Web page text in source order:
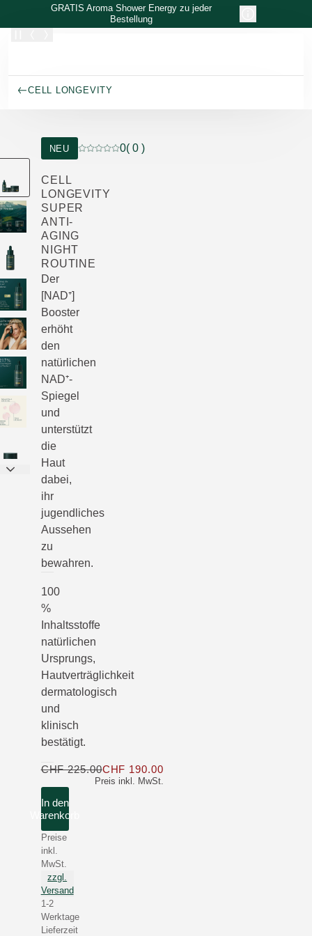
Zum Hauptinhalt wechseln
GRATIS Aroma Shower Energy zu jeder
Bestellung
CELL LONGEVITY
NEU
Aktuelle Bewertung: 0 von 5 Sternen bewertet
0( 0 )
CELL
LONGEVITY
SUPER
ANTI-
AGING
NIGHT
ROUTINE
Der
[NAD⁺]
Booster
erhöht
den
natürlichen
NAD⁺-
Spiegel
und
unterstützt
die
Haut
dabei,
ihr
jugendliches
Aussehen
zu
bewahren.
100
%
Inhaltsstoffe
natürlichen
Ursprungs,
Hautverträglichkeit
dermatologisch
und
klinisch
bestätigt.
Preis inkl. MwSt.
CHF 225.00CHF 190.00Nur CHF 190.00 statt CHF
In den
Warenkorb
Preise
inkl.
MwSt.
zzgl.
Versand
1-2
Werktage
Lieferzeit